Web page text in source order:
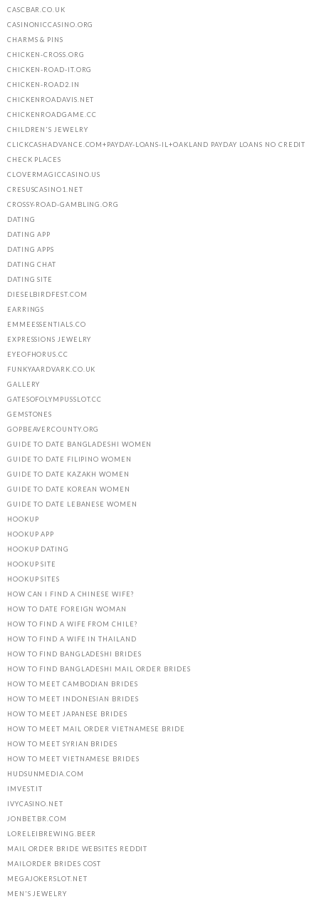
CASCBAR.CO.UK
CASINONICCASINO.ORG
CHARMS & PINS
CHICKEN-CROSS.ORG
CHICKEN-ROAD-IT.ORG
CHICKEN-ROAD2.IN
CHICKENROADAVIS.NET
CHICKENROADGAME.CC
CHILDREN'S JEWELRY
CLICKCASHADVANCE.COM+PAYDAY-LOANS-IL+OAKLAND PAYDAY LOANS NO CREDIT
CHECK PLACES
CLOVERMAGICCASINO.US
CRESUSCASINO1.NET
CROSSY-ROAD-GAMBLING.ORG
DATING
DATING APP
DATING APPS
DATING CHAT
DATING SITE
DIESELBIRDFEST.COM
EARRINGS
EMMEESSENTIALS.CO
EXPRESSIONS JEWELRY
EYEOFHORUS.CC
FUNKYAARDVARK.CO.UK
GALLERY
GATESOFOLYMPUSSLOT.CC
GEMSTONES
GOPBEAVERCOUNTY.ORG
GUIDE TO DATE BANGLADESHI WOMEN
GUIDE TO DATE FILIPINO WOMEN
GUIDE TO DATE KAZAKH WOMEN
GUIDE TO DATE KOREAN WOMEN
GUIDE TO DATE LEBANESE WOMEN
HOOKUP
HOOKUP APP
HOOKUP DATING
HOOKUP SITE
HOOKUP SITES
HOW CAN I FIND A CHINESE WIFE?
HOW TO DATE FOREIGN WOMAN
HOW TO FIND A WIFE FROM CHILE?
HOW TO FIND A WIFE IN THAILAND
HOW TO FIND BANGLADESHI BRIDES
HOW TO FIND BANGLADESHI MAIL ORDER BRIDES
HOW TO MEET CAMBODIAN BRIDES
HOW TO MEET INDONESIAN BRIDES
HOW TO MEET JAPANESE BRIDES
HOW TO MEET MAIL ORDER VIETNAMESE BRIDE
HOW TO MEET SYRIAN BRIDES
HOW TO MEET VIETNAMESE BRIDES
HUDSUNMEDIA.COM
IMVEST.IT
IVYCASINO.NET
JONBET.BR.COM
LORELEIBREWING.BEER
MAIL ORDER BRIDE WEBSITES REDDIT
MAILORDER BRIDES COST
MEGAJOKERSLOT.NET
MEN'S JEWELRY